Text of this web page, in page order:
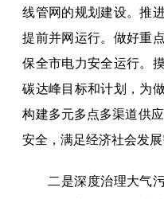
线管网的规划建设。推
提前并网运行。做好重
保全市电力安全运行。
碳达峰目标和计划，为
构建多元多点多渠道供
安全，满足经济社会发展
二是深度治理大气